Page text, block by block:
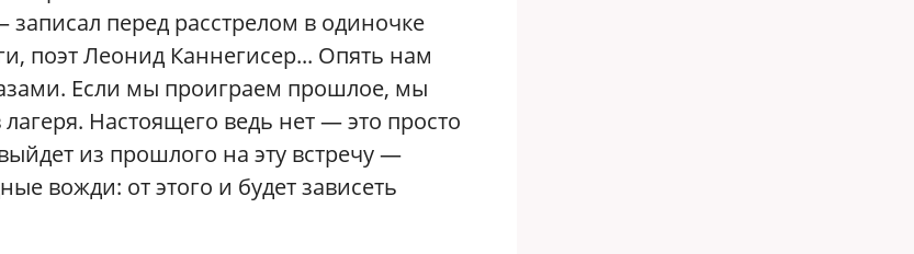
записал перед расстрелом в одиночке
поэт Леонид Каннегисер... Опять нам
Если мы проиграем прошлое, мы
Настоящего ведь нет — это просто
из прошлого на эту встречу —
вожди: от этого и будет зависеть